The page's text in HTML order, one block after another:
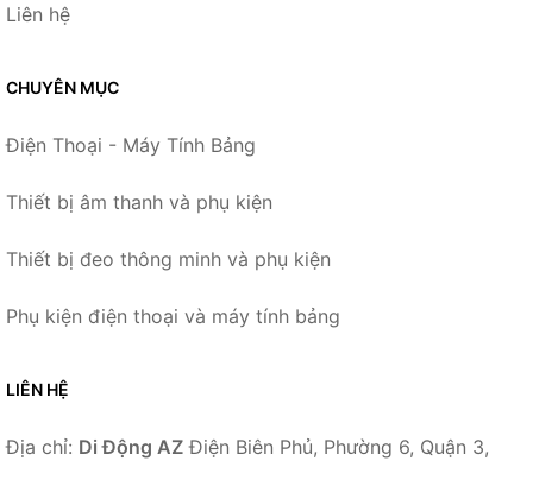
Liên hệ
CHUYÊN MỤC
Điện Thoại - Máy Tính Bảng
Thiết bị âm thanh và phụ kiện
Thiết bị đeo thông minh và phụ kiện
Phụ kiện điện thoại và máy tính bảng
LIÊN HỆ
Địa chỉ: Di Động AZ Điện Biên Phủ, Phường 6, Quận 3,